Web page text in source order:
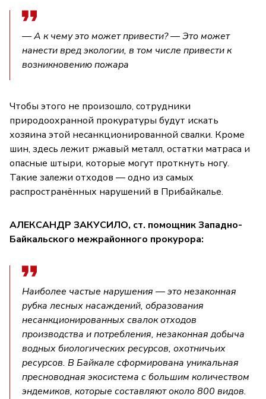
— А к чему это может привести? — Это может
нанести вред экологии, в том числе привести к
возникновению пожара
Чтобы этого не произошло, сотрудники
природоохранной прокуратуры будут искать
хозяина этой несанкционированной свалки. Кроме
шин, здесь лежит ржавый металл, остатки матраса и
опасные штыри, которые могут проткнуть ногу.
Такие залежи отходов — одно из самых
распространённых нарушений в Прибайкалье.
АЛЕКСАНДР ЗАКУСИЛО, ст. помощник Западно-
Байкальского межрайонного прокурора:
Наиболее частые нарушения — это незаконная
рубка лесных насаждений, образования
несанкционированных свалок отходов
производства и потребления, незаконная добыча
водных биологических ресурсов, охотничьих
ресурсов. В Байкале сформирована уникальная
пресноводная экосистема с большим количеством
эндемиков, которые составляют около 800 видов.